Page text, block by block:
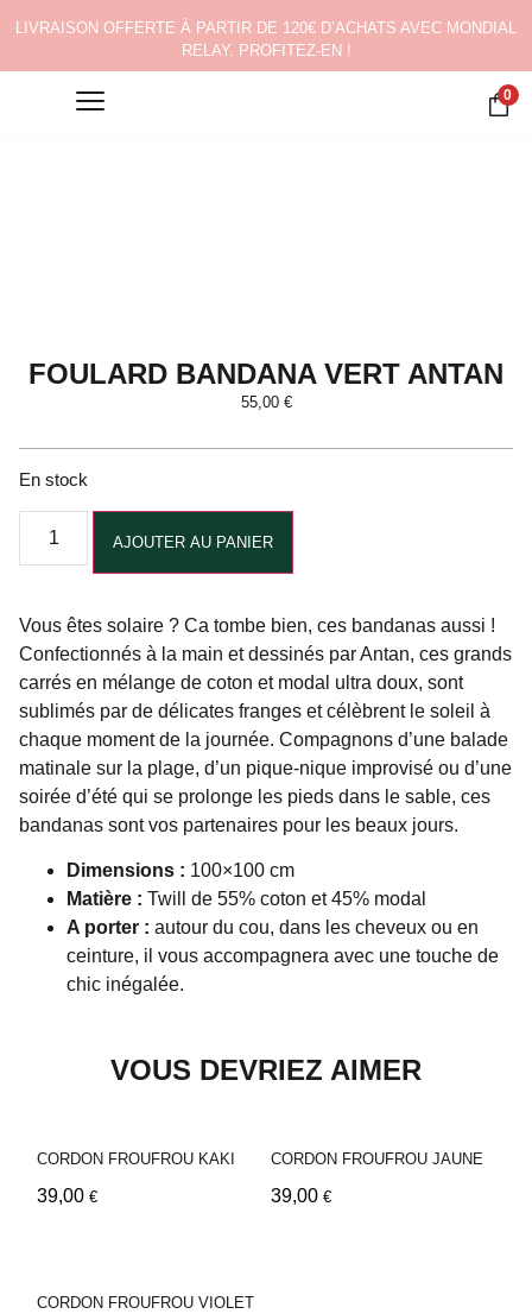
LIVRAISON OFFERTE À PARTIR DE 120€ D’ACHATS AVEC MONDIAL
RELAY. PROFITEZ-EN !
0
FOULARD BANDANA VERT ANTAN
55,00 €
En stock
AJOUTER AU PANIER
Vous êtes solaire ? Ca tombe bien, ces bandanas aussi !
Confectionnés à la main et dessinés par Antan, ces grands
carrés en mélange de coton et modal ultra doux, sont
sublimés par de délicates franges et célèbrent le soleil à
chaque moment de la journée. Compagnons d’une balade
matinale sur la plage, d’un pique-nique improvisé ou d’une
soirée d’été qui se prolonge les pieds dans le sable, ces
bandanas sont vos partenaires pour les beaux jours.
Dimensions : 100×100 cm
Matière : Twill de 55% coton et 45% modal
A porter : autour du cou, dans les cheveux ou en
ceinture, il vous accompagnera avec une touche de
chic inégalée.
VOUS DEVRIEZ AIMER
CORDON FROUFROU KAKI
39,00 €
CORDON FROUFROU JAUNE
39,00 €
CORDON FROUFROU VIOLET